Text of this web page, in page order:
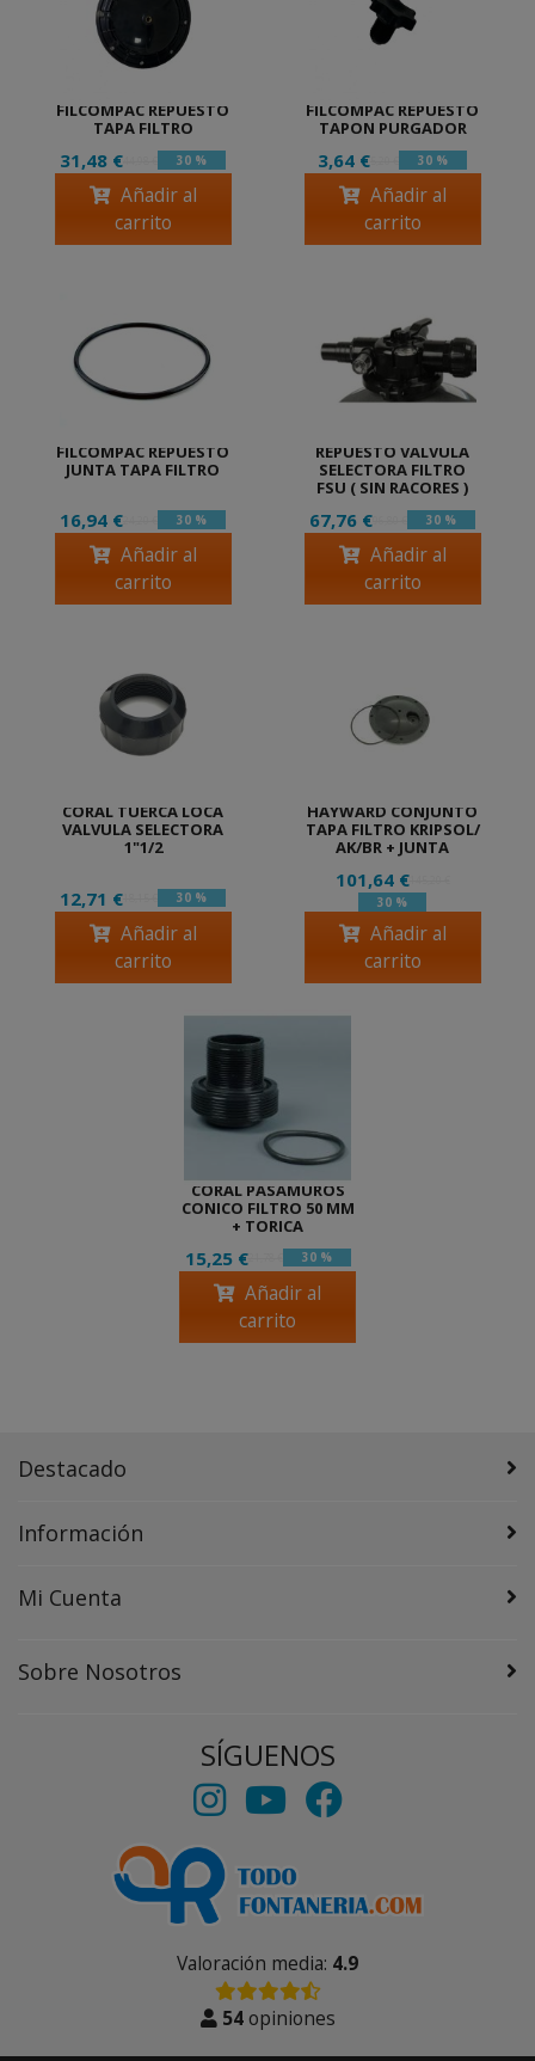
FILCOMPAC REPUESTO
TAPA FILTRO
31,48 € 30 %
Añadir al
carrito
FILCOMPAC REPUESTO
TAPON PURGADOR
3,64 € 30 %
Añadir al
carrito
FILCOMPAC REPUESTO
JUNTA TAPA FILTRO
16,94 € 30 %
Añadir al
carrito
REPUESTO VALVULA
SELECTORA FILTRO
FSU ( SIN RACORES )
67,76 € 30 %
Añadir al
carrito
CORAL TUERCA LOCA
VALVULA SELECTORA
1"1/2
12,71 € 30 %
Añadir al
carrito
HAYWARD CONJUNTO
TAPA FILTRO KRIPSOL/
AK/BR + JUNTA
101,64 €145,20 €
30 %
Añadir al
carrito
CORAL PASAMUROS
CONICO FILTRO 50 MM
+ TORICA
15,25 €21,78 € 30 %
Añadir al
carrito
Destacado
Información
Mi Cuenta
Sobre Nosotros
SÍGUENOS
Valoración media: 4.9
54opiniones